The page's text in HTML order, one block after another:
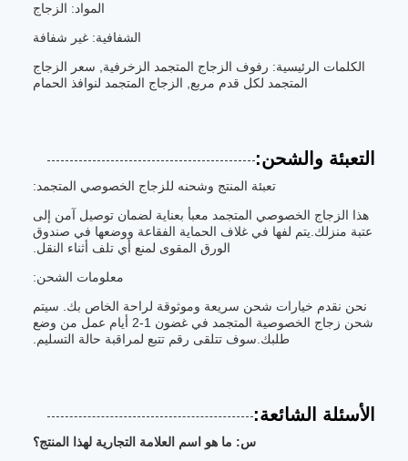
المواد: الزجاج
الشفافية: غير شفافة
الكلمات الرئيسية: رفوف الزجاج المتجمد الزخرفية, سعر الزجاج
المتجمد لكل قدم مربع, الزجاج المتجمد لنوافذ الحمام
التعبئة والشحن:
تعبئة المنتج وشحنه للزجاج الخصوصي المتجمد:
هذا الزجاج الخصوصي المتجمد معبأ بعناية لضمان توصيل آمن إلى
عتبة منزلك.يتم لفها في غلاف الحماية الفقاعة ووضعها في صندوق
الورق المقوى لمنع أي تلف أثناء النقل.
معلومات الشحن:
نحن نقدم خيارات شحن سريعة وموثوقة لراحة الخاص بك. سيتم
شحن زجاج الخصوصية المتجمد في غضون 1-2 أيام عمل من وضع
طلبك.سوف تتلقى رقم تتبع لمراقبة حالة التسليم.
الأسئلة الشائعة:
س: ما هو اسم العلامة التجارية لهذا المنتج؟